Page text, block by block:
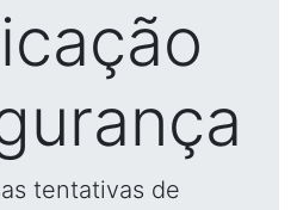
tentativas de